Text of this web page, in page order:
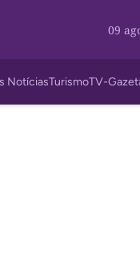
09
NotíciasTurismoTV-